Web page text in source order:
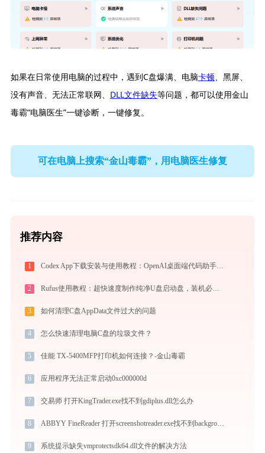
如果在日常使用电脑的过程中，遇到C盘爆满、电脑卡顿、黑屏、
没有声音、无法正常联网、 DLL文件缺失等问题，都可以使用金山
毒霸“电脑医生”一键诊断，一键修复。
可在电脑上搜索“金山毒霸”，用电脑医生修复
推荐内容
1 Codex App下载安装与使用教程：OpenAI桌面端代码助手从入门到高效协作
2 Rufus使用教程：超快速度制作纯净U盘启动盘，装机必备免费工具
3 如何清理C盘AppData文件过大的问题
4 怎么快速清理电脑C盘的垃圾文件？
5 佳能 TX-5400MFP打印机如何连接？-金山毒霸
6 应用程序无法正常启动0xc000000d
7 交易师 打开KingTrader.exe找不到gdiplus.dll怎么办
8 ABBYY FineReader 打开screenshotreader.exe找不到backgroundexecutor.dll怎么办
9 系统提示缺失vmprotectsdk64.dll文件的解决方法